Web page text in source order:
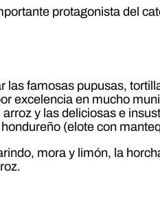
protagonista del
las famosas pupusas,
excelencia en mucho
y las deliciosas e
(elote con
mora y limón, la